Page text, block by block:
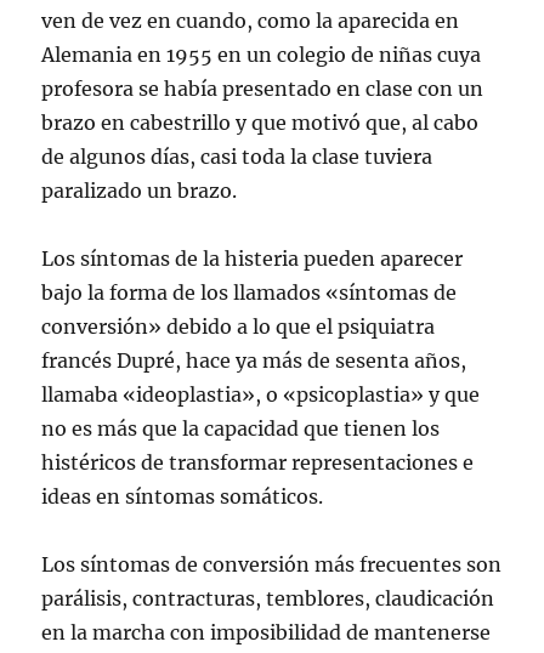
ven de vez en cuando, como la aparecida en
Alemania en 1955 en un colegio de niñas cuya
profesora se había presentado en clase con un
brazo en cabestrillo y que motivó que, al cabo
de algunos días, casi toda la clase tuviera
paralizado un brazo.
Los síntomas de la histeria pueden aparecer
bajo la forma de los llamados «síntomas de
conversión» debido a lo que el psiquiatra
francés Dupré, hace ya más de sesenta años,
llamaba «ideoplastia», o «psicoplastia» y que
no es más que la capacidad que tienen los
histéricos de transformar representaciones e
ideas en síntomas somáticos.
Los síntomas de conversión más frecuentes son
parálisis, contracturas, temblores, claudicación
en la marcha con imposibilidad de mantenerse